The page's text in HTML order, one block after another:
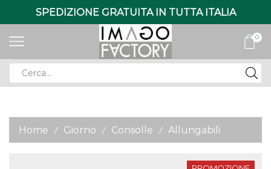
SPEDIZIONE GRATUITA IN TUTTA ITALIA
0
input
Home / Giorno / Consolle / Allungabili